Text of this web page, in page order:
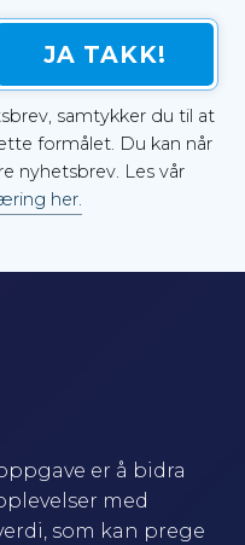
samtykker du til at
formålet. Du kan når
nyhetsbrev. Les vår
her.
er å bidra
med
som kan prege